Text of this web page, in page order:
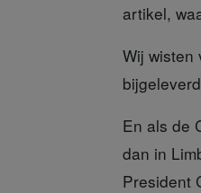
artikel,
Wij wisten
En als de
dan in
President